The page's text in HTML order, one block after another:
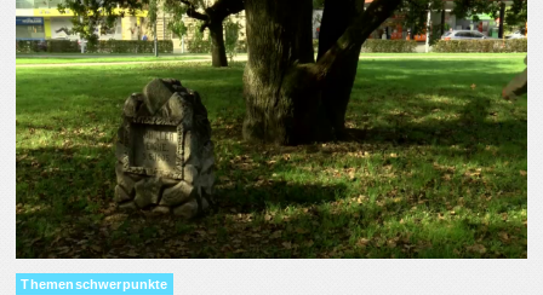
Themenschwerpunkte